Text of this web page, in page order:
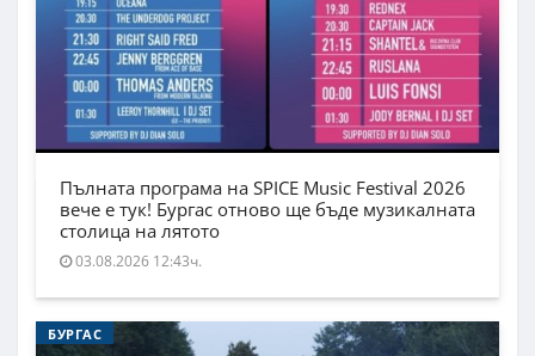
Пълната програма на SPICE Music Festival 2026
вече е тук! Бургас отново ще бъде музикалната
столица на лятото
03.08.2026 12:43ч.
БУРГАС